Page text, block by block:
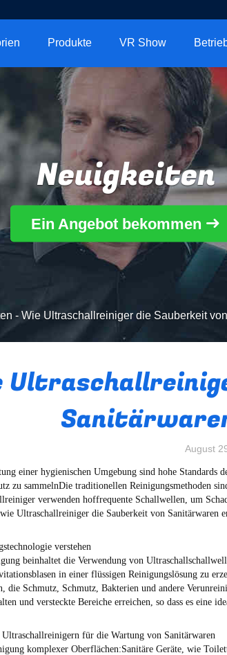
Produkte VR Show
Neuigkeiten
Ein Angebot bekommen
- Wie Ultraschallreiniger die Sauberkeit
August
einer hygienischen Umgebung sind hohe Standards
zu sammelnDie traditionellen Reinigungsmethoden
verwenden hoffrequente Schallwellen, um
Ultraschallreiniger die Sauberkeit von Sanitärwaren
verstehen
beinhaltet die Verwendung von
in einer flüssigen Reinigungslösung zu
die Schmutz, Schmutz, Bakterien und andere
und versteckte Bereiche erreichen, so dass es eine
für die Wartung von Sanitärwaren
komplexer Oberflächen:Sanitäre Geräte, wie